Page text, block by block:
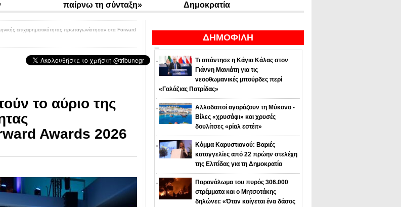
παίρνω τη σύνταξη»
Δημοκρατία
ΔΗΜΟΦΙΛΗ
Τι απάντησε η Κάγια Κάλας στον
Γιάννη Μανιάτη για τις
νεοοθωμανικές μπούρδες περί
«Γαλάζιας Πατρίδας»
Αλλοδαποί αγοράζουν τη Μύκονο -
Βίλες «χρυσάφι» και χρυσές
δουλίτσες «ρίαλ εστέιτ»
Κόμμα Καρυστιανού: Βαριές
καταγγελίες από 22 πρώην στελέχη
της Ελπίδας για τη Δημοκρατία
Παρανάλωμα του πυρός 306.000
στρέμματα και ο Μητσοτάκης
δηλώνει: «Όταν καίγεται ένα δάσος
επιχειρηματικότητας πρωταγωνίστησαν στα Forward
το αύριο της
Awards 2026